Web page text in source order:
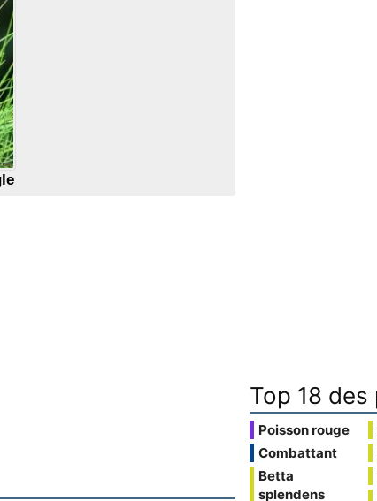
Top 18
Poisson rouge
Combattant
Betta
splendens